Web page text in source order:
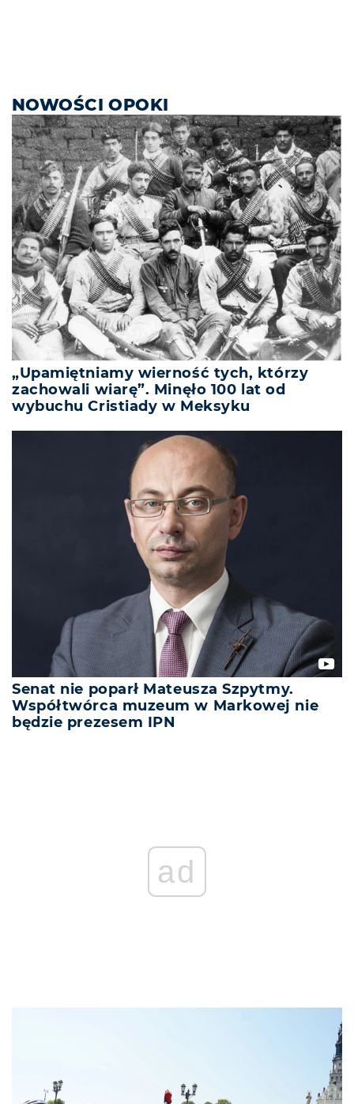
NOWOŚCI OPOKI
„Upamiętniamy wierność tych, którzy
zachowali wiarę”. Minęło 100 lat od
wybuchu Cristiady w Meksyku
Senat nie poparł Mateusza Szpytmy.
Współtwórca muzeum w Markowej nie
będzie prezesem IPN
ad